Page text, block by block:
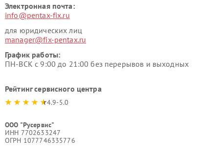
Электронная почта:
info@pentax-fix.ru
для юридических лиц
manager@fix-pentax.ru
График работы:
ПН-ВСК с 9:00 до 21:00 без перерывов и выходных
Рейтинг сервисного центра
4.9-5.0
ООО "Русервис"
ИНН 7702633247
ОГРН 1077746335776